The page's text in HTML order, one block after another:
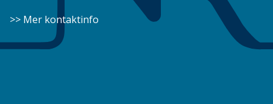
>> Mer kontaktinfo